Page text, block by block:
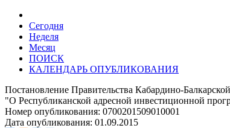
Сегодня
Неделя
Месяц
ПОИСК
КАЛЕНДАРЬ ОПУБЛИКОВАНИЯ
Постановление Правительства Кабардино-
"О Республиканской адресной инвестиционной
Номер опубликования: 0700201509010001
Дата опубликования: 01.09.2015